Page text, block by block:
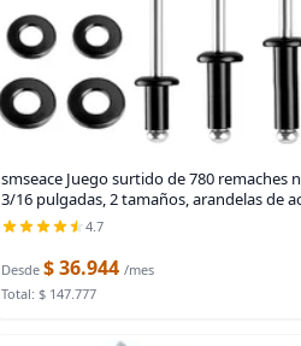
smseace Juego surtido de 780 remaches
3/16 pulgadas, 2 tamaños, arandelas de
4.7
Desde $ 36.944 /mes
Total: $ 147.777